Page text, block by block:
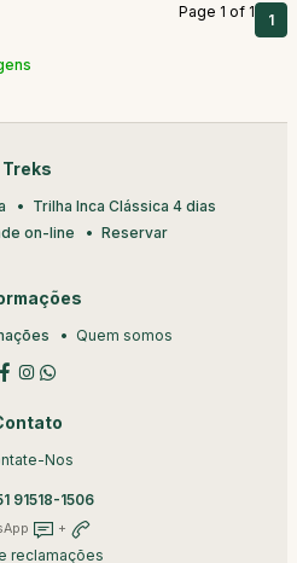
Page 1 of 1 1
Treks
Trilha Inca Clássica 4 dias
on-line
Reservar
Quem somos
Nos
91518-1506
+
reclamações